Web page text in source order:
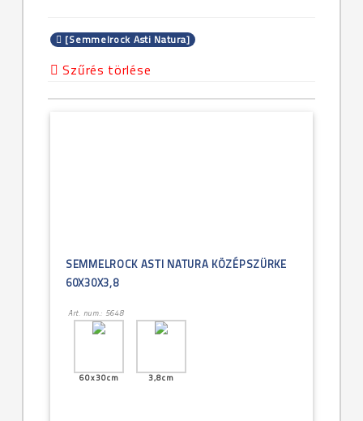
[Semmelrock Asti Natura]
Szűrés törlése
SEMMELROCK ASTI NATURA KÖZÉPSZÜRKE
60X30X3,8
Art. num.: 5648
60x30cm 3,8cm